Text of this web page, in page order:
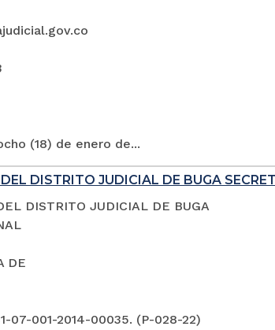
(18) de enero de...
DISTRITO JUDICIAL DE BUGA
DISTRITO JUDICIAL DE BUGA
DE
07-001-2014-00035. (P-028-22)